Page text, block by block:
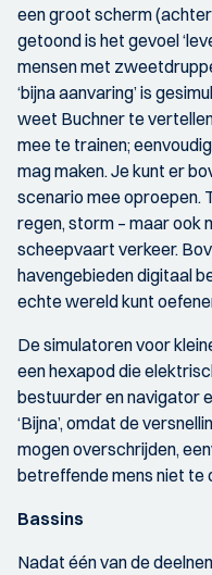
een groot scherm
getoond is het gevoel
mensen met
‘bijna aanvaring’ is
weet Buchner te
mee te trainen;
mag maken. Je kunt er
scenario mee oproepen.
regen, storm – maar
scheepvaart verkeer.
havengebieden digitaal
echte wereld kunt
De simulatoren voor
een hexapod die
bestuurder en navigator
‘Bijna’, omdat de
mogen overschrijden,
betreffende mens niet te
Bassins
Nadat één van de